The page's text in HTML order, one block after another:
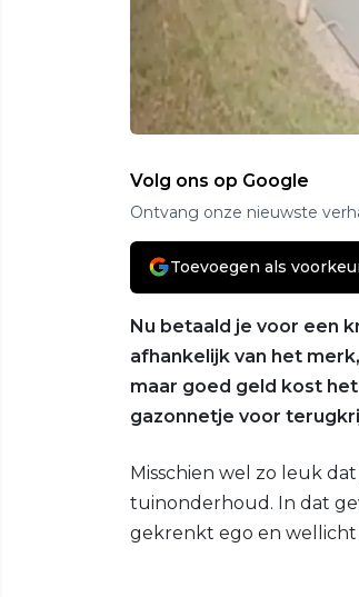
Volg ons op Google
Ontvang onze nieuwste
Toevoegen als
Nu betaald je voor een
afhankelijk van het
maar goed geld kost
gazonnetje voor
Misschien wel zo leuk
tuinonderhoud. In dat
gekrenkt ego en wellicht